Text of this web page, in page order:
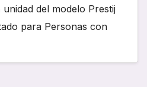
del modelo Prestij
para Personas con